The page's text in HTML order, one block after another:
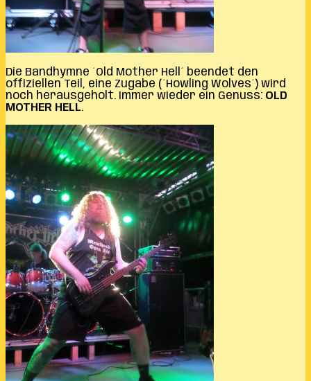
Die Bandhymne ´Old Mother Hell´ beendet den
offiziellen Teil, eine Zugabe (´Howling Wolves´) wird
noch herausgeholt. Immer wieder ein Genuss: OLD
MOTHER HELL.